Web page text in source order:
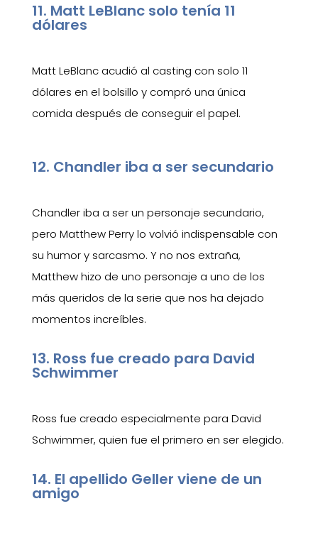
11. Matt LeBlanc solo tenía 11
dólares
Matt LeBlanc acudió al casting con solo 11
dólares en el bolsillo y compró una única
comida después de conseguir el papel.
12. Chandler iba a ser secundario
Chandler iba a ser un personaje secundario,
pero Matthew Perry lo volvió indispensable con
su humor y sarcasmo. Y no nos extraña,
Matthew hizo de uno personaje a uno de los
más queridos de la serie que nos ha dejado
momentos increíbles.
13. Ross fue creado para David
Schwimmer
Ross fue creado especialmente para David
Schwimmer, quien fue el primero en ser elegido.
14. El apellido Geller viene de un
amigo